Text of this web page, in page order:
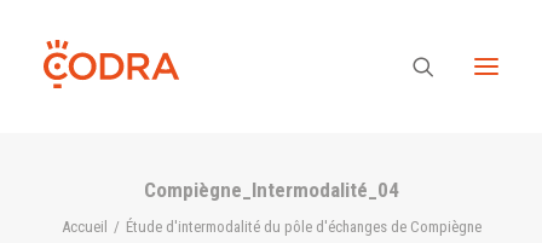
Des valeurs, une équipe
Compiègne_Intermodalité_04
Accueil
Étude d'intermodalité du pôle d'échanges de Compiègne